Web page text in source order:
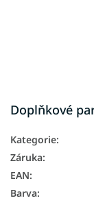
Doplňkové
Kategorie:
Záruka:
EAN:
Barva: